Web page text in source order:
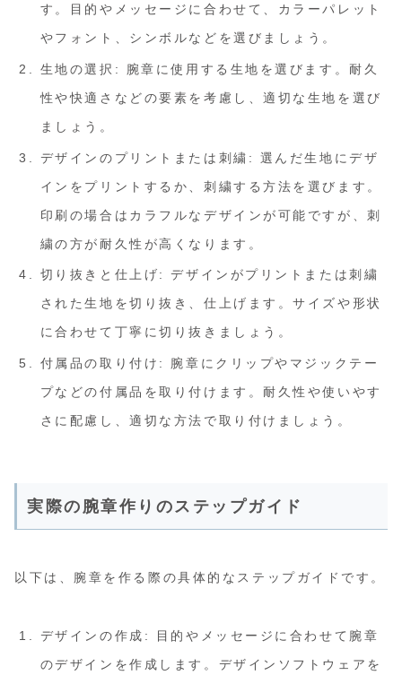
す。目的やメッセージに合わせて、カラーパレット
やフォント、シンボルなどを選びましょう。
生地の選択: 腕章に使用する生地を選びます。耐久
性や快適さなどの要素を考慮し、適切な生地を選び
ましょう。
デザインのプリントまたは刺繍: 選んだ生地にデザ
インをプリントするか、刺繍する方法を選びます。
印刷の場合はカラフルなデザインが可能ですが、刺
繍の方が耐久性が高くなります。
切り抜きと仕上げ: デザインがプリントまたは刺繍
された生地を切り抜き、仕上げます。サイズや形状
に合わせて丁寧に切り抜きましょう。
付属品の取り付け: 腕章にクリップやマジックテー
プなどの付属品を取り付けます。耐久性や使いやす
さに配慮し、適切な方法で取り付けましょう。
実際の腕章作りのステップガイド
以下は、腕章を作る際の具体的なステップガイドです。
デザインの作成: 目的やメッセージに合わせて腕章
のデザインを作成します。デザインソフトウェアを